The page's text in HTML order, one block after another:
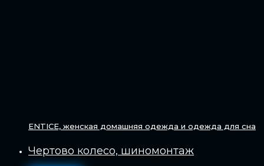
ENTICE, женская домашняя одежда и одежда для сна
Чертово колесо, шиномонтаж